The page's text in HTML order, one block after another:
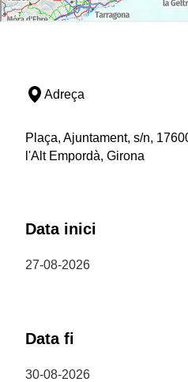
Adreça
Plaça, Ajuntament, s/n,
l'Alt Empordà, Girona
Data inici
27-08-2026
Data fi
30-08-2026